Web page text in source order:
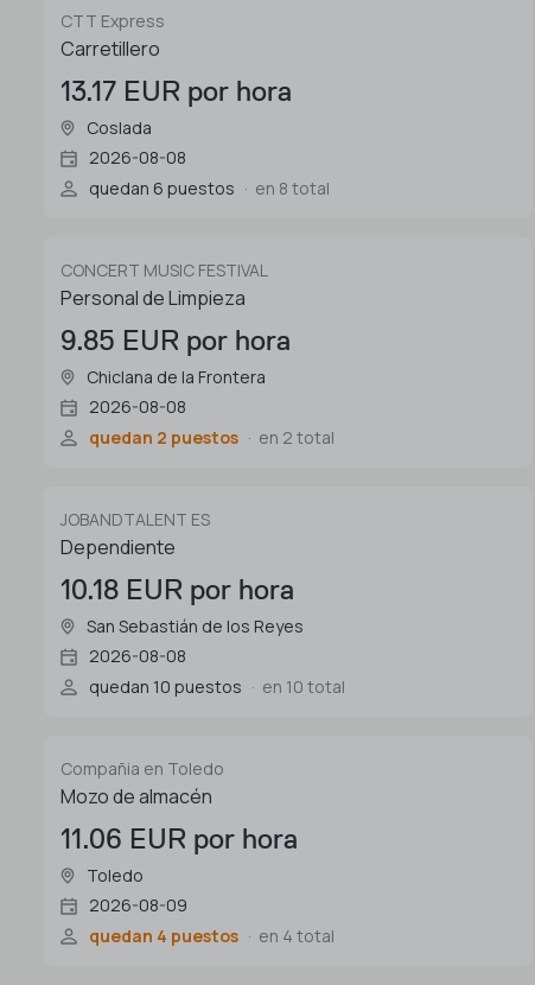
CTT Express
Carretillero
13.17 EUR por hora
Coslada
2026-08-08
quedan 6 puestos
en 8 total
CONCERT MUSIC FESTIVAL
Personal de Limpieza
9.85 EUR por hora
Chiclana de la Frontera
2026-08-08
quedan 2 puestos
en 2 total
JOBANDTALENT ES
Dependiente
10.18 EUR por hora
San Sebastián de los Reyes
2026-08-08
quedan 10 puestos
en 10 total
Compañia en Toledo
Mozo de almacén
11.06 EUR por hora
Toledo
2026-08-09
quedan 4 puestos
en 4 total